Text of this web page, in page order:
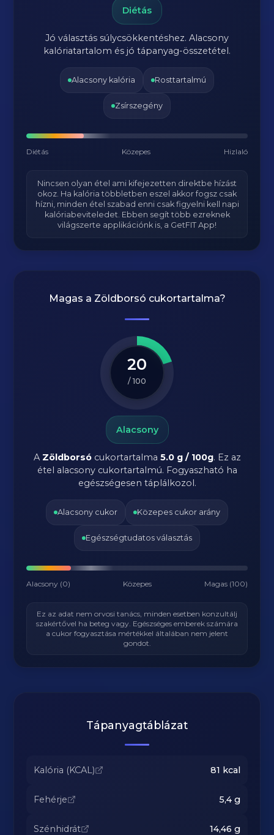
Diétás
Jó választás súlycsökkentéshez. Alacsony
kalóriatartalom és jó tápanyag-összetétel.
Alacsony kalória Rosttartalmú
Zsírszegény
Diétás Közepes Hizlaló
Nincsen olyan étel ami kifejezetten direktbe hízást
okoz. Ha kalória többletben eszel akkor fogsz csak
hízni, minden étel szabad enni csak figyelni kell napi
kalóriabeviteledet. Ebben segít több ezreknek
világszerte applikációnk is, a GetFIT App!
Magas a Zöldborsó cukortartalma?
20
/ 100
Alacsony
A Zöldborsócukortartalma 5.0 g / 100g. Ez az
étel alacsony cukortartalmú. Fogyaszható ha
egészségesen táplálkozol.
Alacsony cukor Közepes cukor arány
Egészségtudatos választás
Alacsony (0) Közepes Magas (100)
Ez az adat nem orvosi tanács, minden esetben konzultálj
szakértővel ha beteg vagy. Egészséges emberek számára
a cukor fogyasztása mértékkel általában nem jelent
gondot.
Tápanyagtáblázat
Kalória (KCAL) 81 kcal
Fehérje 5,4g
Szénhidrát 14,46 g